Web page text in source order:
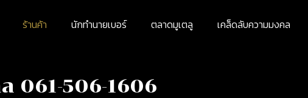
ร้านค้า นักทำนายเบอร์ ตลาดมูเตลู เคล็ดลับความมงคล
061-506-1606